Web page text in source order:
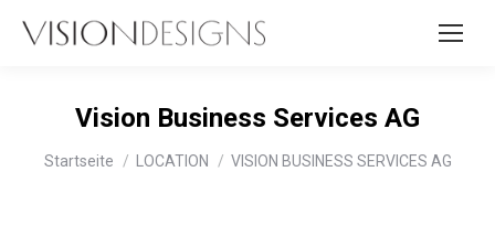
Vision Business Services AG
Startseite LOCATION VISION BUSINESS SERVICES AG